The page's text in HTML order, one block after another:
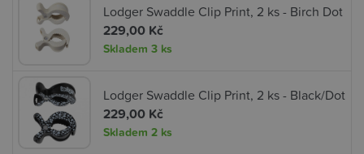
Lodger Swaddle Clip Print, 2 ks - Birch Dot
229,00 Kč
Skladem 3 ks
Lodger Swaddle Clip Print, 2 ks - Black/Dot
229,00 Kč
Skladem 2 ks